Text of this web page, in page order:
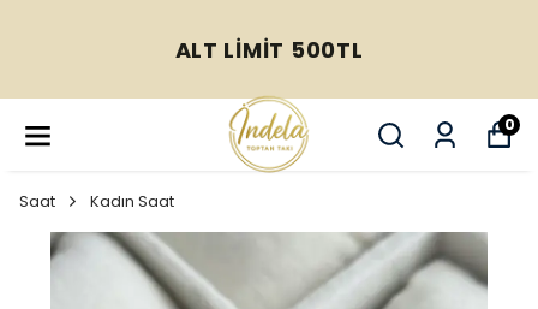
ALT LİMİT 500TL
0
Saat Kadın Saat